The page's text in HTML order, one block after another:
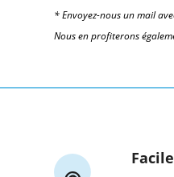
* Envoyez-nous un mail
Nous en profiterons
Facile